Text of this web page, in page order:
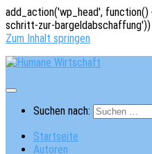
add_action('wp_head',
schritt-zur-
Zum Inhalt springen
Suchen nach:
Startseite
Autoren